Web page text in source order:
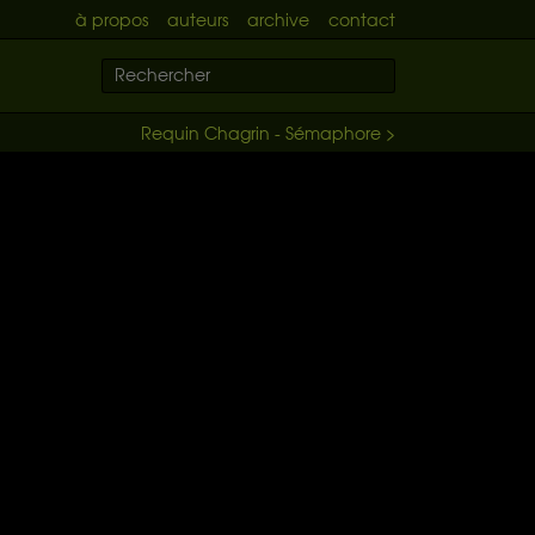
à propos auteurs archive contact
Requin Chagrin - Sémaphore >